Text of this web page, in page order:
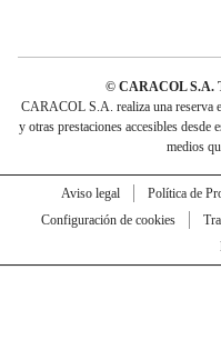
© CARACOL S.A.
CARACOL S.A. realiza una reserva
y otras prestaciones accesibles desde
medios
Aviso legal Política de
Configuración de cookies